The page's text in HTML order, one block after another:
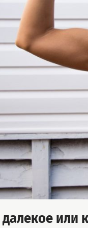
или